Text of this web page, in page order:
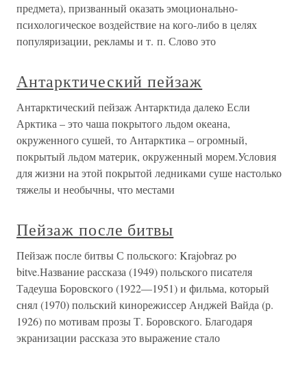
предмета), призванный оказать эмоционально-
психологическое воздействие на кого-либо в целях
популяризации, рекламы и т. п. Слово это
Антарктический пейзаж
Антарктический пейзаж Антарктида далеко Если
Арктика – это чаша покрытого льдом океана,
окруженного сушей, то Антарктика – огромный,
покрытый льдом материк, окруженный морем.Условия
для жизни на этой покрытой ледниками суше настолько
тяжелы и необычны, что местами
Пейзаж после битвы
Пейзаж после битвы С польского: Krajobraz po
bitve.Название рассказа (1949) польского писателя
Тадеуша Боровского (1922—1951) и фильма, который
снял (1970) польский кинорежиссер Анджей Вайда (р.
1926) по мотивам прозы Т. Боровского. Благодаря
экранизации рассказа это выражение стало